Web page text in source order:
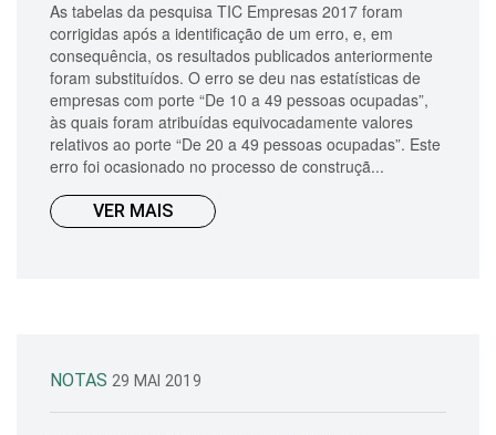
As tabelas da pesquisa TIC Empresas 2017 foram
corrigidas após a identificação de um erro, e, em
consequência, os resultados publicados anteriormente
foram substituídos. O erro se deu nas estatísticas de
empresas com porte “De 10 a 49 pessoas ocupadas”,
às quais foram atribuídas equivocadamente valores
relativos ao porte “De 20 a 49 pessoas ocupadas”. Este
erro foi ocasionado no processo de construçã...
VER MAIS
NOTAS 29 MAI 2019